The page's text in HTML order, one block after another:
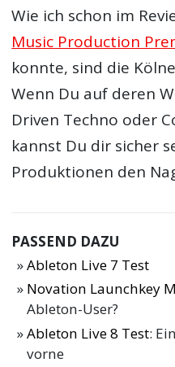
Wie ich schon im
Music Production
konnte, sind die
Wenn Du auf deren
Driven Techno oder
kannst Du dir sicher
Produktionen den
PASSEND DAZU
Ableton Live 7 Test
Novation Launchkey
Ableton-User?
Ableton Live 8 Test:
vorne